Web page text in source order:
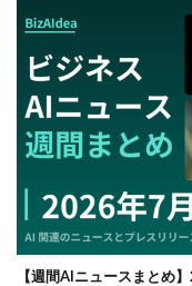
【週間AIニュースまと